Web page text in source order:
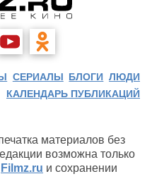
СЕРИАЛЫ БЛОГИ ЛЮДИ
КАЛЕНДАРЬ ПУБЛИКАЦИЙ
материалов без
возможна только
Filmz.ru и сохранении